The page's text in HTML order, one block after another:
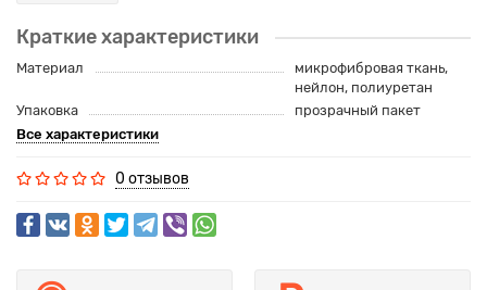
Краткие характеристики
Материал
микрофибровая ткань,
нейлон, полиуретан
Упаковка
прозрачный пакет
Все характеристики
0 отзывов